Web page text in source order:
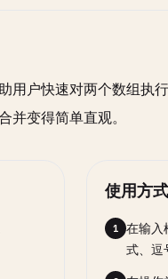
用户快速对两个数组执
并变得简单直观。
使用方式
1
在输入
式、逗